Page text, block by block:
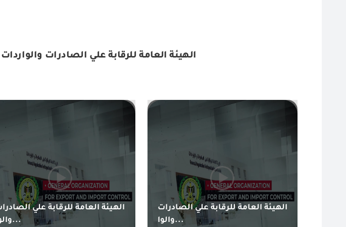
الهيئة العامة للرقابة علي الصادرات
الهيئة العامة للرقابة علي
والوا...
الهيئة العامة للرقابة علي الصادرات
والوا...